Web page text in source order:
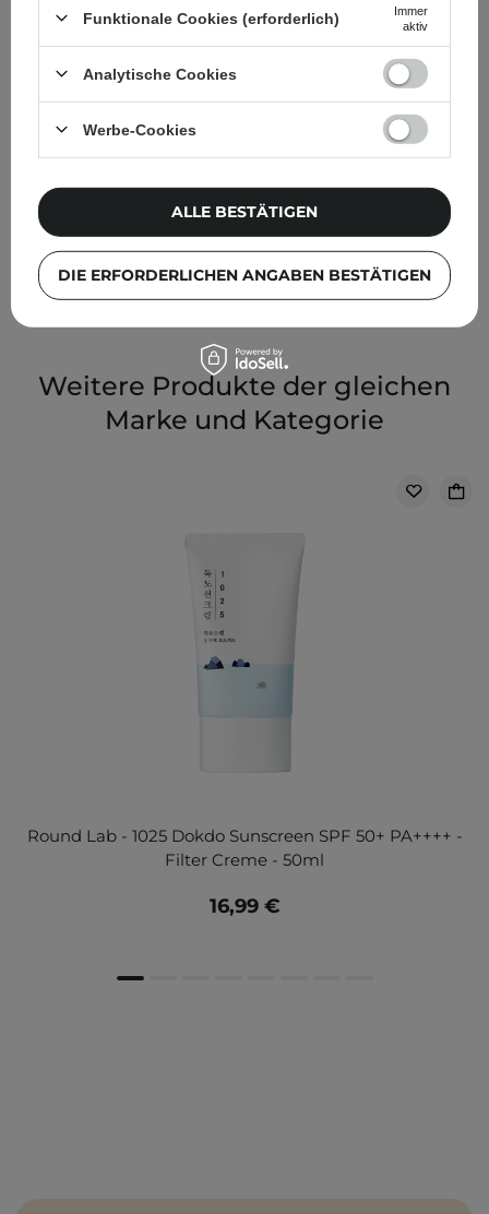
Weitere Produkte der gleichen
Marke und Kategorie
Round Lab - 1025 Dokdo Sunscreen SPF 50+ PA++++ -
Filter Creme - 50ml
16,99 €
Funktionale Cookies (erforderlich)
Immer
aktiv
Analytische Cookies
Werbe-Cookies
DIE ERFORDERLICHEN ANGABEN BESTÄTIGEN
ALLE BESTÄTIGEN